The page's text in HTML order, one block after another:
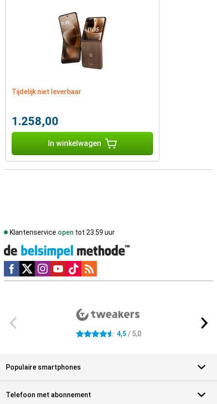
Tijdelijk niet leverbaar
1.258,00
In winkelwagen
Klantenservice open tot 23.59 uur
Social media
4.5 sterren 4,5 / 5,0
Populaire smartphones
Telefoon met abonnement